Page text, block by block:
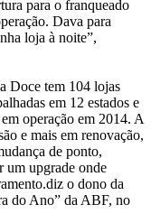
para o franqueado
Dava para
loja à noite”,
Doce tem 104 lojas
em 12 estados e
operação em 2014. A
e mais em renovação,
de ponto,
um upgrade onde
o dono da
do Ano” da ABF, no